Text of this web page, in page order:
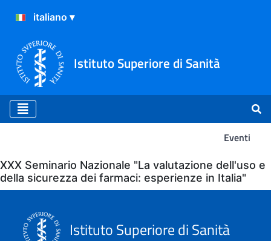
Istituto Superiore di Sanità
Eventi
Eventi
XXX Seminario Nazionale "La valutazione dell'uso e
della sicurezza dei farmaci: esperienze in Italia"
Istituto Superiore di Sanità